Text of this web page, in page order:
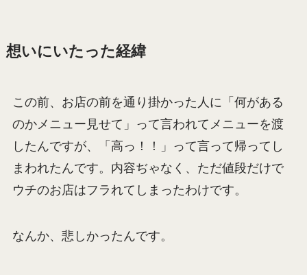
想いにいたった経緯
この前、お店の前を通り掛かった人に「何がある
のかメニュー見せて」って言われてメニューを渡
したんですが、「高っ！！」って言って帰ってし
まわれたんです。内容ぢゃなく、ただ値段だけで
ウチのお店はフラれてしまったわけです。
なんか、悲しかったんです。